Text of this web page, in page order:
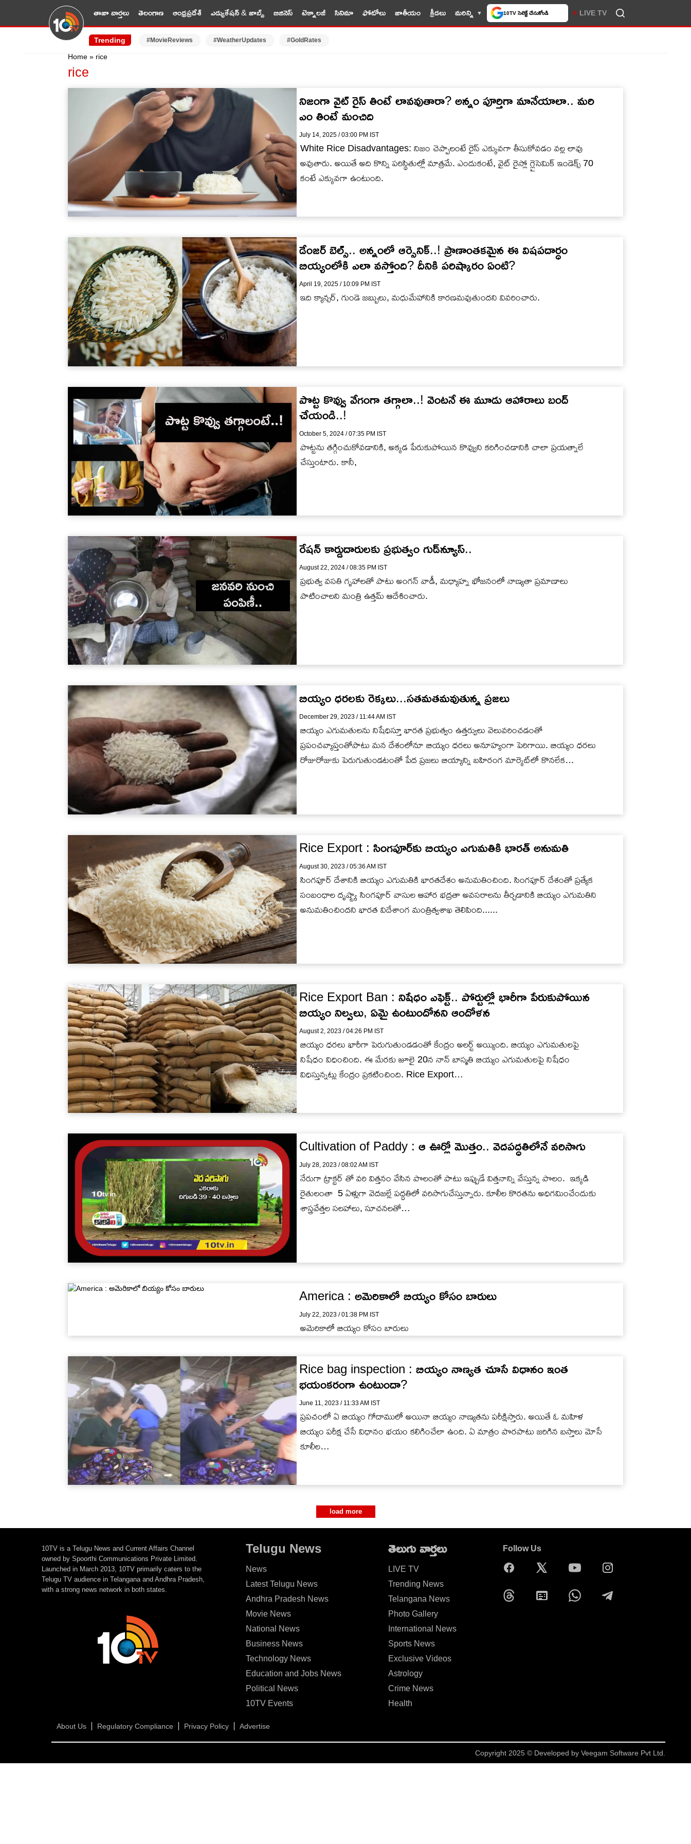
తాజా వార్తలు తెలంగాణ ఆంధ్రప్రదేశ్ ఎడ్యుకేషన్ & జాబ్స్ బిజినెస్ టెక్నాలజీ సినిమా ఫోటోలు జాతీయం క్రీడలు మరిన్ని 10TV సెలెక్ట్ చేసుకోండి LIVE TV
Trending #MovieReviews #WeatherUpdates #GoldRates
Home » rice
rice
నిజంగా వైట్ రైస్ తింటే లావవుతారా? అన్నం పూర్తిగా మానేయాలా.. మరి
ఎం తింటే మంచిది
July 14, 2025 / 03:00 PM IST
White Rice Disadvantages: నిజం చెప్పాలంటే రైస్ ఎక్కువగా తీసుకోవడం వల్ల లావు
అవుతారు. అయితే అది కొన్ని పరిస్థితుల్లో మాత్రమే. ఎందుకంటే, వైట్ రైస్లో గ్లైసెమిక్ ఇండెక్స్ 70
కంటే ఎక్కువగా ఉంటుంది.
డేంజర్ బెల్స్.. అన్నంలో ఆర్సెనిక్..! ప్రాణాంతకమైన ఈ విషపదార్ధం
బియ్యంలోకి ఎలా వస్తోంది? దీనికి పరిష్కారం ఏంటి?
April 19, 2025 / 10:09 PM IST
ఇది క్యాన్సర్, గుండె జబ్బులు, మధుమేహానికి కారణమవుతుందని వివరించారు.
పొట్ట కొవ్వు వేగంగా తగ్గాలా..! వెంటనే ఈ మూడు ఆహారాలు బంద్
చేయండి..!
October 5, 2024 / 07:35 PM IST
పొట్టను తగ్గించుకోవడానికి, అక్కడ పేరుకుపోయిన కొవ్వుని కరిగించడానికి చాలా ప్రయత్నాలే
చేస్తుంటారు. కానీ,
రేషన్ కార్డుదారులకు ప్రభుత్వం గుడ్‌న్యూస్..
August 22, 2024 / 08:35 PM IST
ప్రభుత్వ వసతి గృహాలతో పాటు అంగన్ వాడీ, మధ్యాహ్న భోజనంలో నాణ్యతా ప్రమాణాలు
పాటించాలని మంత్రి ఉత్తమ్ ఆదేశించారు.
బియ్యం ధరలకు రెక్కలు...సతమతమవుతున్న ప్రజలు
December 29, 2023 / 11:44 AM IST
బియ్యం ఎగుమతులను నిషేధిస్తూ భారత ప్రభుత్వం ఉత్తర్వులు వెలువరించడంతో
ప్రపంచవ్యాప్తంతోపాటు మన దేశంలోనూ బియ్యం ధరలు అనూహ్యంగా పెరిగాయి. బియ్యం ధరలు
రోజురోజుకు పెరుగుతుండటంతో పేద ప్రజలు బియ్యాన్ని బహిరంగ మార్కెట్‌లో కొనలేక
Rice Export : సింగపూర్‌కు బియ్యం ఎగుమతికి భారత్ అనుమతి
August 30, 2023 / 05:36 AM IST
సింగపూర్ దేశానికి బియ్యం ఎగుమతికి భారతదేశం అనుమతించింది. సింగపూర్ దేశంతో ప్రత్యేక
సంబంధాల దృష్ట్యా సింగపూర్ వాసుల ఆహార భద్రతా అవసరాలను తీర్చడానికి బియ్యం ఎగుమతిని
అనుమతించిందని భారత విదేశాంగ మంత్రిత్వశాఖ తెలిపింది......
Rice Export Ban : నిషేధం ఎఫెక్ట్.. పోర్టుల్లో భారీగా పేరుకుపోయిన
బియ్యం నిల్వలు, ఏమై ఉంటుందోనని ఆందోళన
August 2, 2023 / 04:26 PM IST
బియ్యం ధరలు భారీగా పెరుగుతుండడంతో కేంద్రం అలర్ట్ అయ్యింది. బియ్యం ఎగుమతులపై
నిషేధం విధించింది. ఈ మేరకు జూలై 20న నాన్ బాస్మతి బియ్యం ఎగుమతులపై నిషేధం
విధిస్తున్నట్లు కేంద్రం ప్రకటించింది. Rice Export…
Cultivation of Paddy : ఆ ఊర్లో మొత్తం.. వెదపద్ధతిలోనే వరిసాగు
July 28, 2023 / 08:02 AM IST
నేరుగా ట్రాక్టర్ తో వరి విత్తనం వేసిన పొలంతో పాటు ఇప్పుడే విత్తనాన్ని వేస్తున్న పొలం. ఇక్కడి
రైతులంతా 5 ఏళ్లుగా వెదజల్లే పద్ధతిలో వరిసాగుచేస్తున్నారు. కూలీల కొరతను అధిగమించేందుకు
శాస్త్రవేత్తల సలహాలు, సూచనలతో…
America : అమెరికాలో బియ్యం కోసం బారులు
July 22, 2023 / 01:38 PM IST
అమెరికాలో బియ్యం కోసం బారులు
Rice bag inspection : బియ్యం నాణ్యత చూసే విధానం ఇంత
భయంకరంగా ఉంటుందా?
June 11, 2023 / 11:33 AM IST
ప్రపచంలో ఏ బియ్యం గోదాములో అయినా బియ్యం నాణ్యతను పరీక్షిస్తారు. అయితే ఓ మహిళ
బియ్యం పరీక్ష చేసే విధానం భయం కలిగించేలా ఉంది. ఏ మాత్రం పొరపాటు జరిగిన బస్తాలు మోసే
కూలీల…
load more
10TV is a Telugu News and Current Affairs Channel
owned by Spoorthi Communications Private Limited.
Launched in March 2013, 10TV primarily caters to the
Telugu TV audience in Telangana and Andhra Pradesh,
with a strong news network in both states.
Telugu News
News
Latest Telugu News
Andhra Pradesh News
Movie News
National News
Business News
Technology News
Education and Jobs News
Political News
10TV Events
తెలుగు వార్తలు
LIVE TV
Trending News
Telangana News
Photo Gallery
International News
Sports News
Exclusive Videos
Astrology
Crime News
Health
Follow Us
About Us Regulatory Compliance Privacy Policy Advertise
Copyright 2025 © Developed by Veegam Software Pvt Ltd.